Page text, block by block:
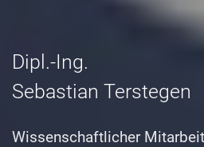
Dipl.-Ing.
Sebastian Terstegen
Wissenschaftlicher